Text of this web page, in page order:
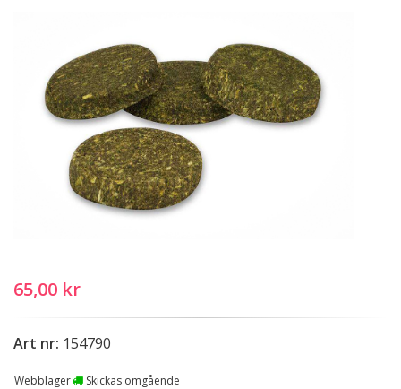
65,00 kr
Art nr: 154790
Webblager
Skickas omgående